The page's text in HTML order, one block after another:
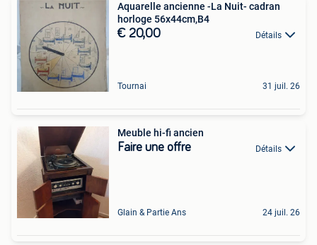
Aquarelle ancienne -La Nuit- cadran
horloge 56x44cm,B4
€ 20,00 Détails
Tournai 31 juil. 26
Meuble hi-fi ancien
Faire une offre Détails
Glain & Partie Ans 24 juil. 26